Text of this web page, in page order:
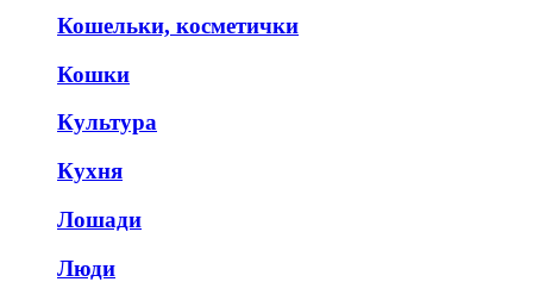
Кошельки, косметички
Кошки
Культура
Кухня
Лошади
Люди